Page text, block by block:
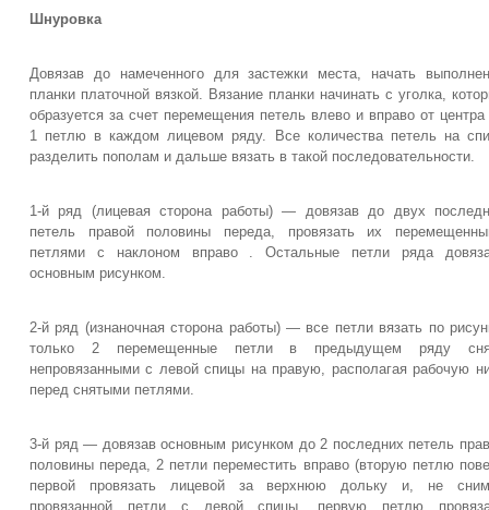
Шнуровка
Довязав до намеченного для застежки места, начать
планки платочной вязкой. Вязание планки начинать с уголка,
образуется за счет перемещения петель влево и вправо от центра
1 петлю в каждом лицевом ряду. Все количества петель на
разделить пополам и дальше вязать в такой последовательности.
1-й ряд (лицевая сторона работы) — довязав до двух
петель правой половины переда, провязать их
петлями с наклоном вправо . Остальные петли ряда
основным рисунком.
2-й ряд (изнаночная сторона работы) — все петли вязать по
только 2 перемещенные петли в предыдущем ряду
непровязанными с левой спицы на правую, располагая рабочую
перед снятыми петлями.
3-й ряд — довязав основным рисунком до 2 последних петель
половины переда, 2 петли переместить вправо (вторую петлю
первой провязать лицевой за верхнюю дольку и, не
провязанной петли с левой спицы, первую петлю